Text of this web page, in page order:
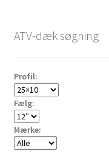
lav
ATV-dæk søgning
Profil:
Fælg:
Mærke: